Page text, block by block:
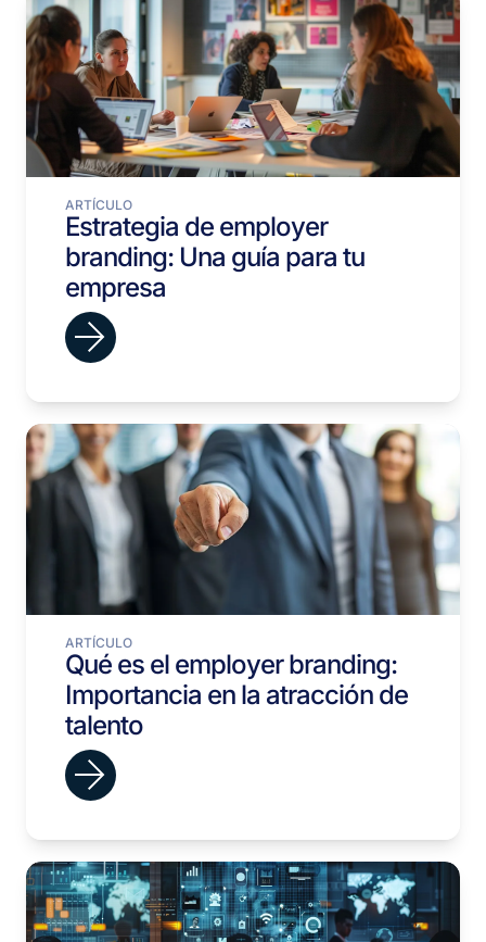
ARTÍCULO
Estrategia de employer
branding: Una guía para tu
empresa
ARTÍCULO
Qué es el employer branding:
Importancia en la atracción de
talento